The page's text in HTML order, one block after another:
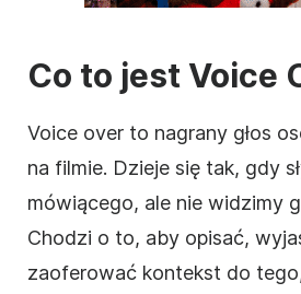
Co to jest Voice
Voice over to nagrany głos
na filmie. Dzieje się tak, gdy
mówiącego, ale nie widzimy
Chodzi o to, aby opisać,
zaoferować kontekst do